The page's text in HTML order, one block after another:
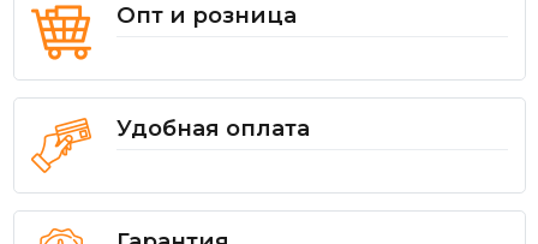
Опт и розница
Удобная оплата